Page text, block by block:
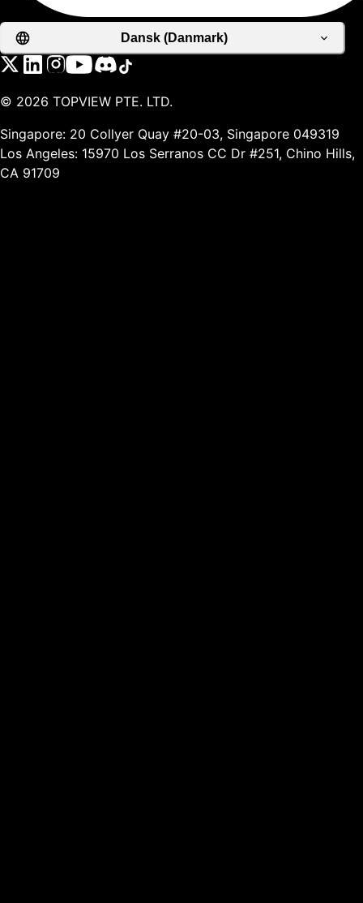
Dansk (Danmark)
© 2026 TOPVIEW PTE. LTD.
Singapore: 20 Collyer Quay #20-03, Singapore 049319
Los Angeles: 15970 Los Serranos CC Dr #251, Chino Hills,
CA 91709